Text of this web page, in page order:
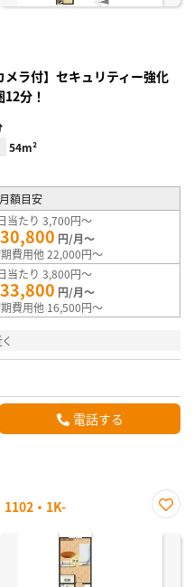
メラ付】セキュリティー強化
分！
54m²
月額目安
当たり 3,700円～
円/月～
費用他 22,000円～
当たり 3,800円～
円/月～
費用他 16,500円～
電話する
1102・1K-
に入